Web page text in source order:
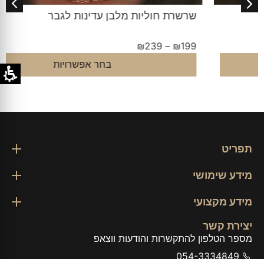
שרשרת חוליות מלבן עדינות לגבר
₪239
בחר אפשרויות
תפריט
מידע שימושי
מידע מקצועי
יצירת קשר
מספר הטלפון להתקשרות והודעות ווצאפ
054-3334849